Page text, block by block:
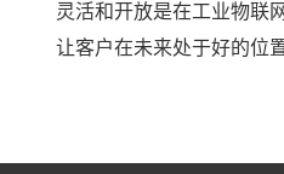
灵活和开放是在工业物联
让客户在未来处于好的位置